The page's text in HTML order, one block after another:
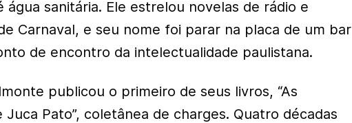
água sanitária. Ele estrelou novelas de rádio e
Carnaval, e seu nome foi parar na placa de um bar
de encontro da intelectualidade paulistana.
publicou o primeiro de seus livros, “As
Juca Pato”, coletânea de charges. Quatro décadas